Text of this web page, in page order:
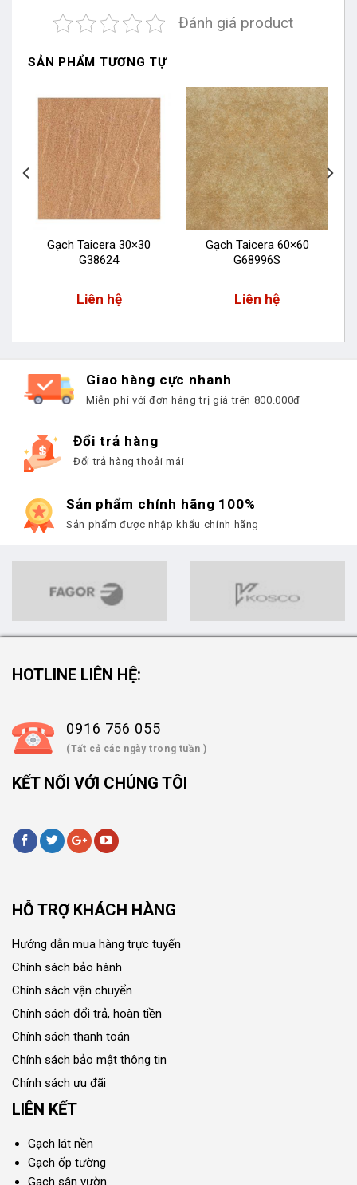
Đánh giá product
SẢN PHẨM TƯƠNG TỰ
Gạch Taicera 30×30
G38624
Liên hệ
Gạch Taicera 60×60
G68996S
Liên hệ
Giao hàng cực nhanh
Miễn phí với đơn hàng trị giá trên 800.000đ
Đổi trả hàng
Đổi trả hàng thoải mái
Sản phẩm chính hãng 100%
Sản phẩm được nhập khẩu chính hãng
HOTLINE LIÊN HỆ:
0916 756 055
(Tất cả các ngày trong tuần )
KẾT NỐI VỚI CHÚNG TÔI
HỖ TRỢ KHÁCH HÀNG
Hướng dẫn mua hàng trực tuyến
Chính sách bảo hành
Chính sách vận chuyển
Chính sách đổi trả, hoàn tiền
Chính sách thanh toán
Chính sách bảo mật thông tin
Chính sách ưu đãi
LIÊN KẾT
Gạch lát nền
Gạch ốp tường
Gạch sân vườn